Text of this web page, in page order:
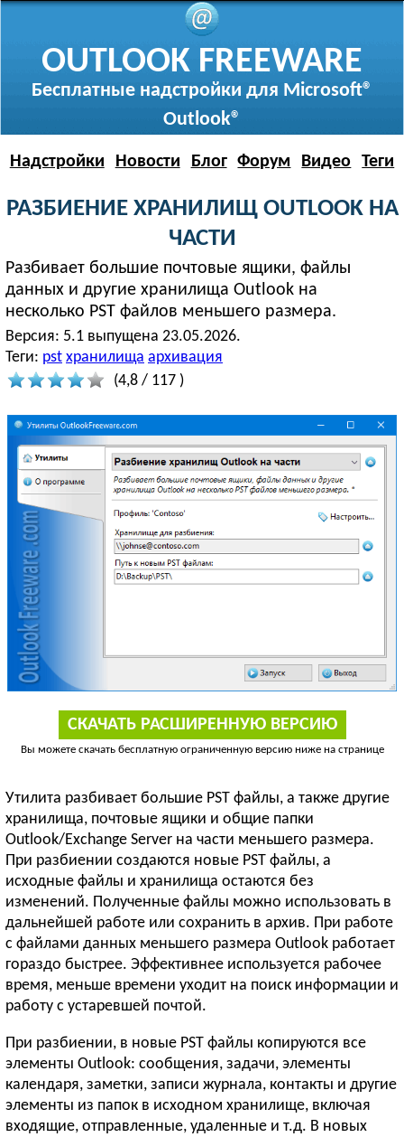
OUTLOOK FREEWARE
Бесплатные надстройки для Microsoft®
Outlook®
Надстройки Новости Блог Форум Видео Теги
РАЗБИЕНИЕ ХРАНИЛИЩ OUTLOOK НА
ЧАСТИ
Разбивает большие почтовые ящики, файлы
данных и другие хранилища Outlook на
несколько PST файлов меньшего размера.
Версия: 5.1 выпущена 23.05.2026.
Теги: pst хранилища архивация
(4,8 / 117 )
СКАЧАТЬ РАСШИРЕННУЮ ВЕРСИЮ
Вы можете скачать бесплатную ограниченную версию ниже на странице
Утилита разбивает большие PST файлы, а также другие
хранилища, почтовые ящики и общие папки
Outlook/Exchange Server на части меньшего размера.
При разбиении создаются новые PST файлы, а
исходные файлы и хранилища остаются без
изменений. Полученные файлы можно использовать в
дальнейшей работе или сохранить в архив. При работе
с файлами данных меньшего размера Outlook работает
гораздо быстрее. Эффективнее используется рабочее
время, меньше времени уходит на поиск информации и
работу с устаревшей почтой.
При разбиении, в новые PST файлы копируются все
элементы Outlook: сообщения, задачи, элементы
календаря, заметки, записи журнала, контакты и другие
элементы из папок в исходном хранилище, включая
входящие, отправленные, удаленные и т.д. В новых